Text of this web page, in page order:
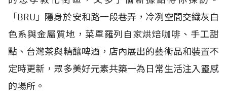
色系與金屬質地，菜單羅列自家烘焙咖啡、手工甜
點、台灣茶與精釀啤酒，店內展出的藝術品和裝置不
定時更新，眾多美好元素共築一為日常生活注入靈感
的場所。